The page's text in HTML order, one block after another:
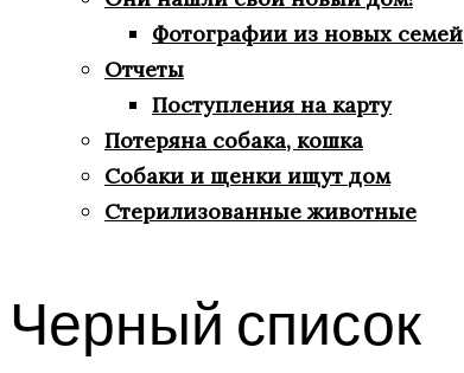
Фотографии из новых семей
Отчеты
Поступления на карту
Потеряна собака, кошка
Собаки и щенки ищут дом
Стерилизованные животные
Черный список